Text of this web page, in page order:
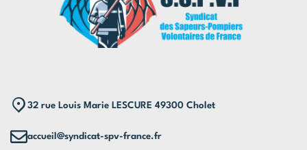
32 rue Louis Marie LESCURE 49300 Cholet
accueil@syndicat-spv-france.fr